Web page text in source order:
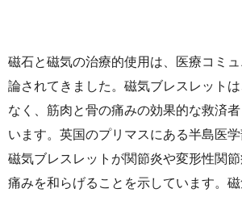
磁石と磁気の治療的使用は、医療コミ
論されてきました。磁気ブレスレット
なく、筋肉と骨の痛みの効果的な救済
います。英国のプリマスにある半島医学
磁気ブレスレットが関節炎や変形性関
痛みを和らげることを示しています。